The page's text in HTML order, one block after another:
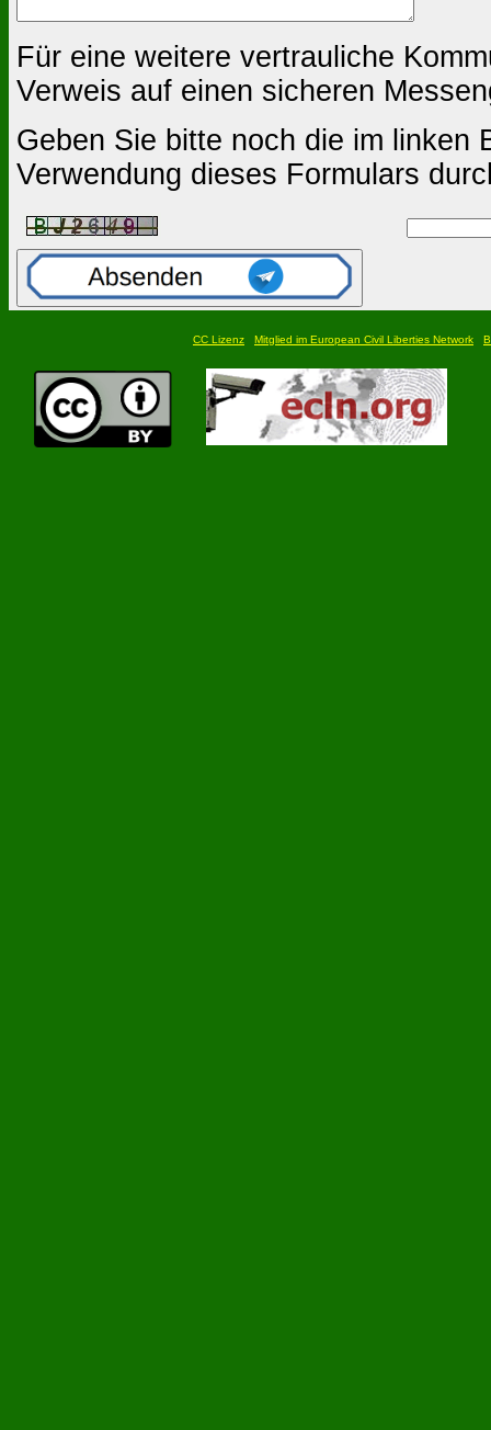
Für eine weitere vertrauliche
Verweis auf einen sicheren
Geben Sie bitte noch die im linken
Verwendung dieses Formulars
CC Lizenz Mitglied im European Civil Liberties Network